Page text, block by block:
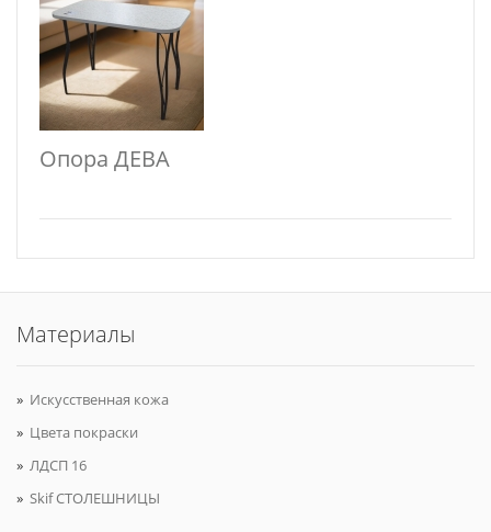
Опора ДЕВА
Материалы
Искусственная кожа
Цвета покраски
ЛДСП 16
Skif СТОЛЕШНИЦЫ